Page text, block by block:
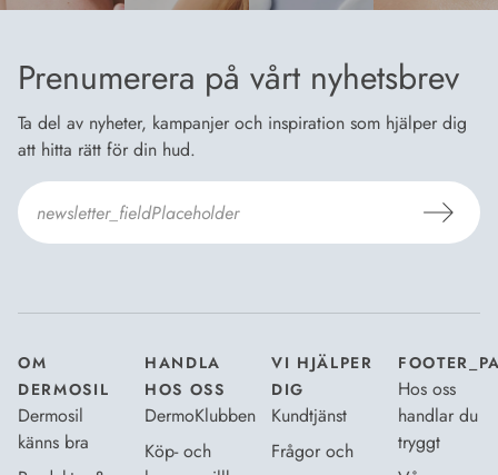
Prenumerera på vårt nyhetsbrev
Ta del av nyheter, kampanjer och inspiration som hjälper dig
att hitta rätt för din hud.
OM
DERMOSIL
Dermosil
känns bra
HANDLA
HOS OSS
DermoKlubben
Köp- och
VI HJÄLPER
DIG
Kundtjänst
Frågor och
Hos oss
handlar du
tryggt